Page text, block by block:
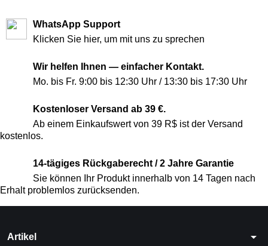
WhatsApp Support
Klicken Sie hier, um mit uns zu sprechen
Wir helfen Ihnen — einfacher Kontakt.
Mo. bis Fr. 9:00 bis 12:30 Uhr / 13:30 bis 17:30 Uhr
Kostenloser Versand ab 39 €.
Ab einem Einkaufswert von 39 R$ ist der Versand
kostenlos.
14-tägiges Rückgaberecht / 2 Jahre Garantie
Sie können Ihr Produkt innerhalb von 14 Tagen nach
Erhalt problemlos zurücksenden.
Artikel arrow_drop_down